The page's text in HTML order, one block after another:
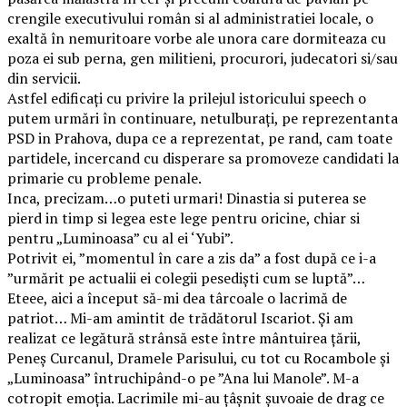
crengile executivului român si al administratiei locale, o
exaltă în nemuritoare vorbe ale unora care dormiteaza cu
poza ei sub perna, gen militieni, procurori, judecatori si/sau
din servicii.
Astfel edificaţi cu privire la prilejul istoricului speech o
putem urmări în continuare, netulburaţi, pe reprezentanta
PSD in Prahova, dupa ce a reprezentat, pe rand, cam toate
partidele, incercand cu disperare sa promoveze candidati la
primarie cu probleme penale.
Inca, precizam…o puteti urmari! Dinastia si puterea se
pierd in timp si legea este lege pentru oricine, chiar si
pentru „Luminoasa” cu al ei ‘Yubi”.
Potrivit ei, ”momentul în care a zis da” a fost după ce i-a
”urmărit pe actualii ei colegii pesedişti cum se luptă”…
Eteee, aici a început să-mi dea târcoale o lacrimă de
patriot… Mi-am amintit de trădătorul Iscariot. Şi am
realizat ce legătură strânsă este între mântuirea ţării,
Peneş Curcanul, Dramele Parisului, cu tot cu Rocambole şi
„Luminoasa” întruchipând-o pe ”Ana lui Manole”. M-a
cotropit emoţia. Lacrimile mi-au ţâşnit şuvoaie de drag ce